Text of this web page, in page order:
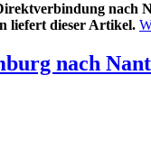
nach
liefert dieser Artikel.
nach